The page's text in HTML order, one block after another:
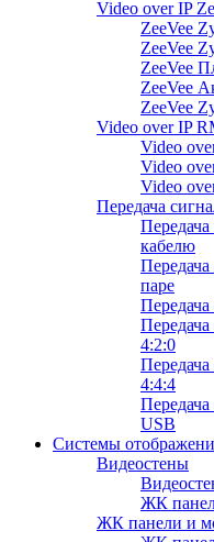
Video over IP
ZeeVee
ZeeVee
ZeeVee
ZeeVee
ZeeVee
Video over IP
Video
Video
Video
Передача
кабелю
паре
4:2:0
4:4:4
USB
Системы
Видеостены
ЖК
ЖК панели и